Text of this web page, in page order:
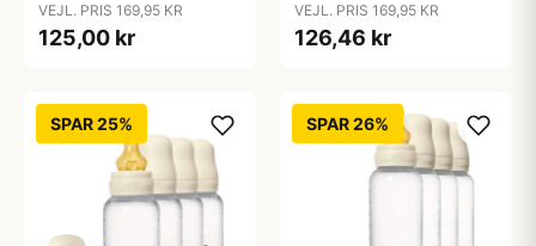
Naturgummi/Rund -
150ml/270ml - 2-Pak -
VEJL. PRIS 169,95 KR
125,00 kr
150ml/270ml - 2-Pak -
Ivory
VEJL. PRIS 169,95 KR
126,46 kr
SPAR 25% SPAR 26%